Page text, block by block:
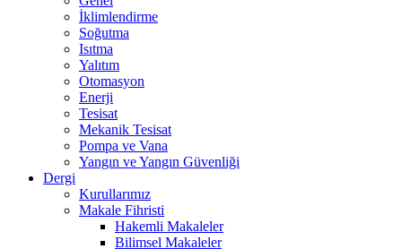
İklimlendirme
Soğutma
Isıtma
Yalıtım
Otomasyon
Enerji
Tesisat
Mekanik Tesisat
Pompa ve Vana
Yangın ve Yangın Güvenliği
Dergi
Kurullarımız
Makale Fihristi
Hakemli Makaleler
Bilimsel Makaleler